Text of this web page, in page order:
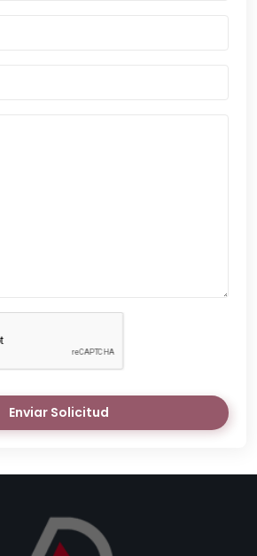
Enviar Solicitud